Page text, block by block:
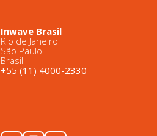
Inwave Brasil
Rio de Janeiro
São Paulo
Brasil
+55 (11) 4000-2330